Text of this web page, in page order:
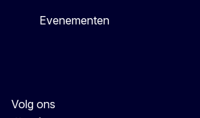
Evenementen
Volg ons